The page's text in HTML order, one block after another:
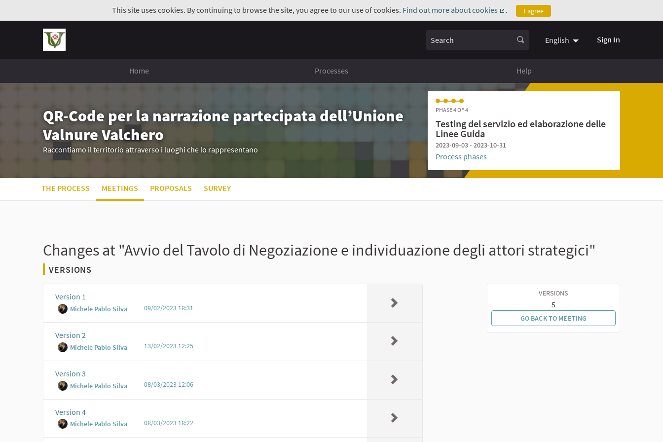
This site uses cookies. By continuing to browse the site, you agree to our use of cookies. Find out more about cookies
(External link)
. I agree
Search English Sign In
Home Processes Help
QR-Code per la narrazione partecipata dell’Unione
Valnure Valchero
Raccontiamo il territorio attraverso i luoghi che lo rappresentano
PHASE 4 OF 4
Testing del servizio ed elaborazione delle
Linee Guida
2023-09-03 - 2023-10-31
Process phases
THE PROCESS MEETINGS PROPOSALS SURVEY
Changes at "Avvio del Tavolo di Negoziazione e individuazione degli attori strategici"
VERSIONS
Version 1
Michele Pablo Silva 09/02/2023 18:31
Version 2
Michele Pablo Silva 13/02/2023 12:25
Version 3
Michele Pablo Silva 08/03/2023 12:06
Version 4
Michele Pablo Silva 08/03/2023 18:22
VERSIONS
5
GO BACK TO MEETING